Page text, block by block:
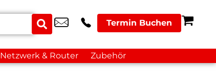
Termin Buchen
Netzwerk & Router Zubehör